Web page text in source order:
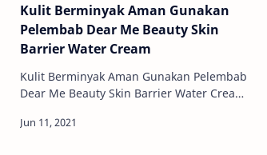
Kulit Berminyak Aman Gunakan
Pelembab Dear Me Beauty Skin
Barrier Water Cream
Kulit Berminyak Aman Gunakan Pelembab
Dear Me Beauty Skin Barrier Water Cream
menghantui ialah kulit bermin…